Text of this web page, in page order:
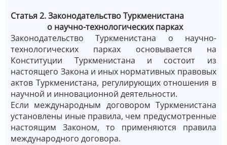
Статья 2. Законодательство Туркменистана
о научно-технологических парках
Законодательство Туркменистана о научно-
технологических парках основывается на
Конституции Туркменистана и состоит из
настоящего Закона и иных нормативных правовых
актов Туркменистана, регулирующих отношения в
научной и инновационной деятельности.
Если международным договором Туркменистана
установлены иные правила, чем предусмотренные
настоящим Законом, то применяются правила
международного договора.